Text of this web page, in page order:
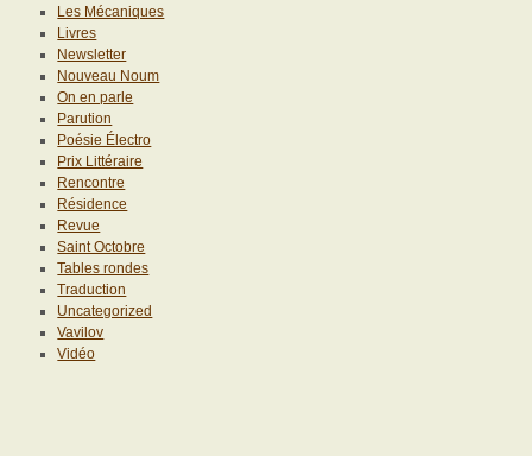
Les Mécaniques
Livres
Newsletter
Nouveau Noum
On en parle
Parution
Poésie Électro
Prix Littéraire
Rencontre
Résidence
Revue
Saint Octobre
Tables rondes
Traduction
Uncategorized
Vavilov
Vidéo